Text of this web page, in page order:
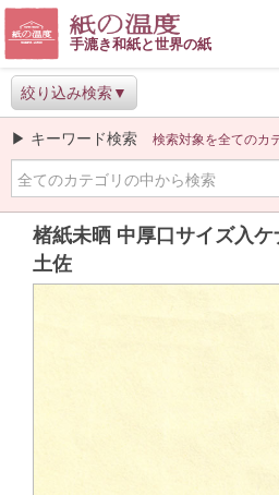
手漉き和紙と世界の紙
絞り込み検索
▶ キーワード検索 検索対象を全てのカ
楮紙未晒 中厚口サイズ入
土佐